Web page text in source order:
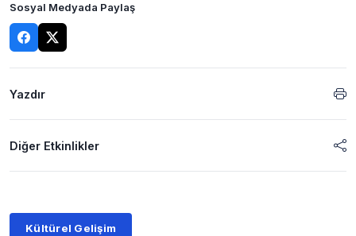
Sosyal Medyada Paylaş
Yazdır
Diğer Etkinlikler
Kültürel Gelişim